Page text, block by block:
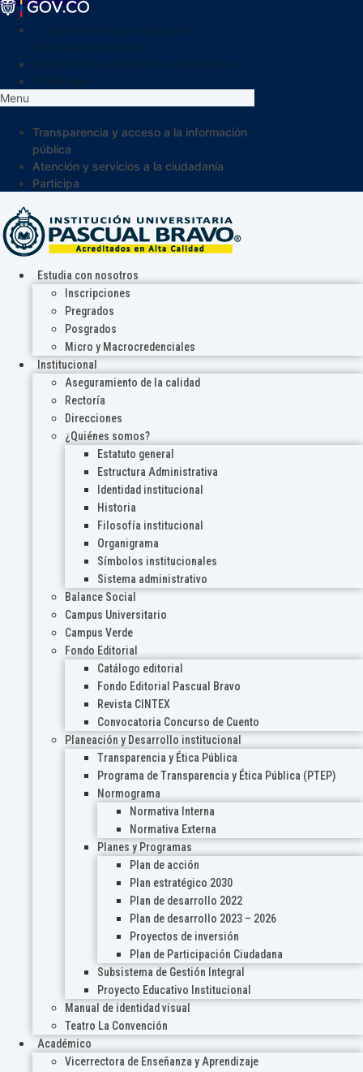
Menu
Transparencia y acceso a la información
pública
Atención y servicios a la ciudadanía
Participa
Estudia con nosotros
Inscripciones
Pregrados
Posgrados
Micro y Macrocredenciales
Institucional
Aseguramiento de la calidad
Rectoría
Direcciones
¿Quiénes somos?
Estatuto general
Estructura Administrativa
Identidad institucional
Historia
Filosofía institucional
Organigrama
Símbolos institucionales
Sistema administrativo
Balance Social
Campus Universitario
Campus Verde
Fondo Editorial
Catálogo editorial
Fondo Editorial Pascual Bravo
Revista CINTEX
Convocatoria Concurso de Cuento
Planeación y Desarrollo institucional
Transparencia y Ética Pública
Programa de Transparencia y Ética Pública (PTEP)
Normograma
Normativa Interna
Normativa Externa
Planes y Programas
Plan de acción
Plan estratégico 2030
Plan de desarrollo 2022
Plan de desarrollo 2023 – 2026
Proyectos de inversión
Plan de Participación Ciudadana
Subsistema de Gestión Integral
Proyecto Educativo Institucional
Manual de identidad visual
Teatro La Convención
Académico
Vicerrectora de Enseñanza y Aprendizaje